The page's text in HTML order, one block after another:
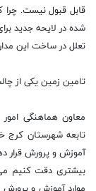
قابل قبول نیست. چرا
تعلل در ساخت این
تامین زمین یکی از
معاون هماهنگی
تابعه شهرستان کرج
آموزش و پرورش قرار
بیشتری دقت کنیم